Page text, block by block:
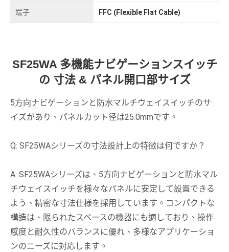
端子 FFC (Flexible Flat Cable)
SF25WA 多機能ナビゲーションスイッチ
の 寸法 & パネル開口部サイズ
5方向ナビゲーションと防水マルチウェイスイッチのサ
イズがあり、パネルカット径は25.0mmです。
Q: SF25WAシリーズの寸法設計上の特徴は何ですか？
A: SF25WAシリーズは、5方向ナビゲーションと防水マル
チウェイスイッチを様々なパネルに安定して設置できる
よう、精密な寸法仕様を採用しています。コンパクトな
構造は、限られたスペースの機器にも適しており、操作
感度と耐久性のバランスに優れ、多様なアプリケーショ
ンのニーズに対応します。